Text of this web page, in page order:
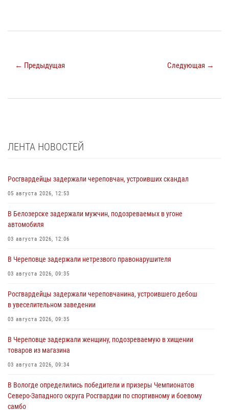
← Предыдущая Следующая →
ЛЕНТА НОВОСТЕЙ
Росгвардейцы задержали череповчан, устроивших скандал
05 августа 2026, 12:53
В Белозерске задержали мужчин, подозреваемых в угоне
автомобиля
03 августа 2026, 12:06
В Череповце задержали нетрезвого правонарушителя
03 августа 2026, 09:35
Росгвардейцы задержали череповчанина, устроившего дебош
в увеселительном заведении
03 августа 2026, 09:35
В Череповце задержали женщину, подозреваемую в хищении
товаров из магазина
03 августа 2026, 09:34
В Вологде определились победители и призеры Чемпионатов
Северо-Западного округа Росгвардии по спортивному и боевому
самбо